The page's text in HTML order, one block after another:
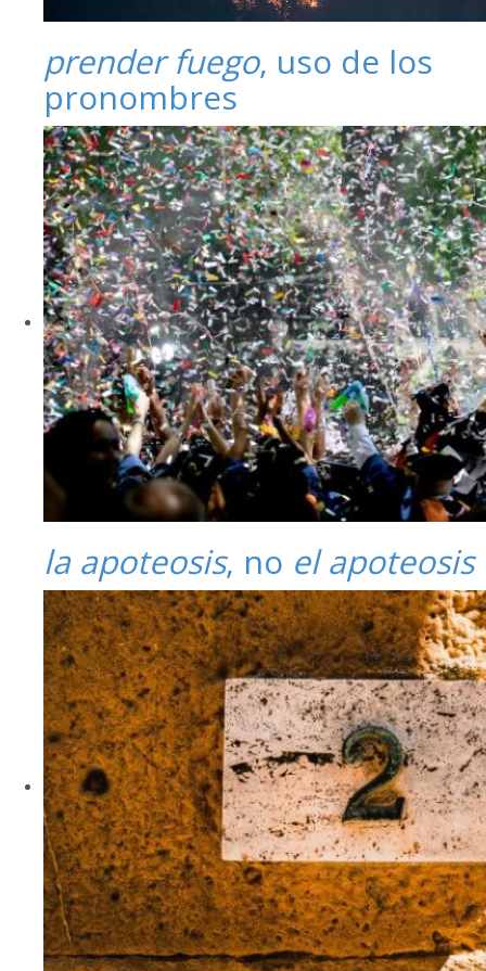
prender fuego, uso de los
pronombres
la apoteosis, no el apoteosis